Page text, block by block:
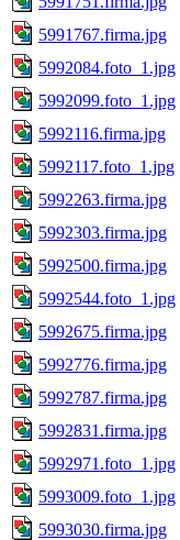
5991767.firma.jpg
5992084.foto_1.jpg
5992099.foto_1.jpg
5992116.firma.jpg
5992117.foto_1.jpg
5992263.firma.jpg
5992303.firma.jpg
5992500.firma.jpg
5992544.foto_1.jpg
5992675.firma.jpg
5992776.firma.jpg
5992787.firma.jpg
5992831.firma.jpg
5992971.foto_1.jpg
5993009.foto_1.jpg
5993030.firma.jpg